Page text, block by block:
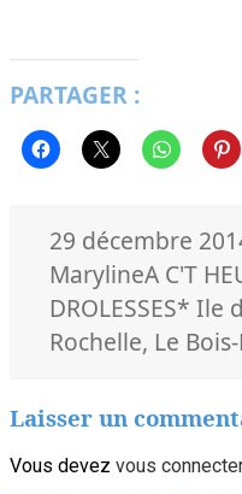
PARTAGER :
Publié
le
29 décembre
MarylineA C'T
DROLESSESMots-
clés
* Ile
Rochelle, Le
Laisser un
Vous devez vous